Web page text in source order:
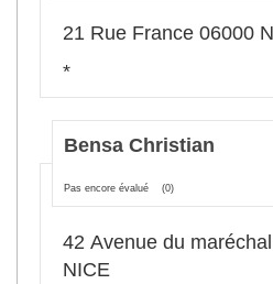
21 Rue France 06000
*
Bensa Christian
Pas encore évalué (0)
42 Avenue du
NICE